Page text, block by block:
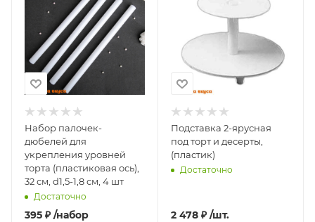
Набор палочек-
дюбелей для
укрепления уровней
торта (пластиковая ось),
32 см, d1,5-1,8 см, 4 шт
Достаточно
395 ₽ /набор
Подставка 2-ярусная
под торт и десерты,
(пластик)
Достаточно
2 478 ₽ /шт.